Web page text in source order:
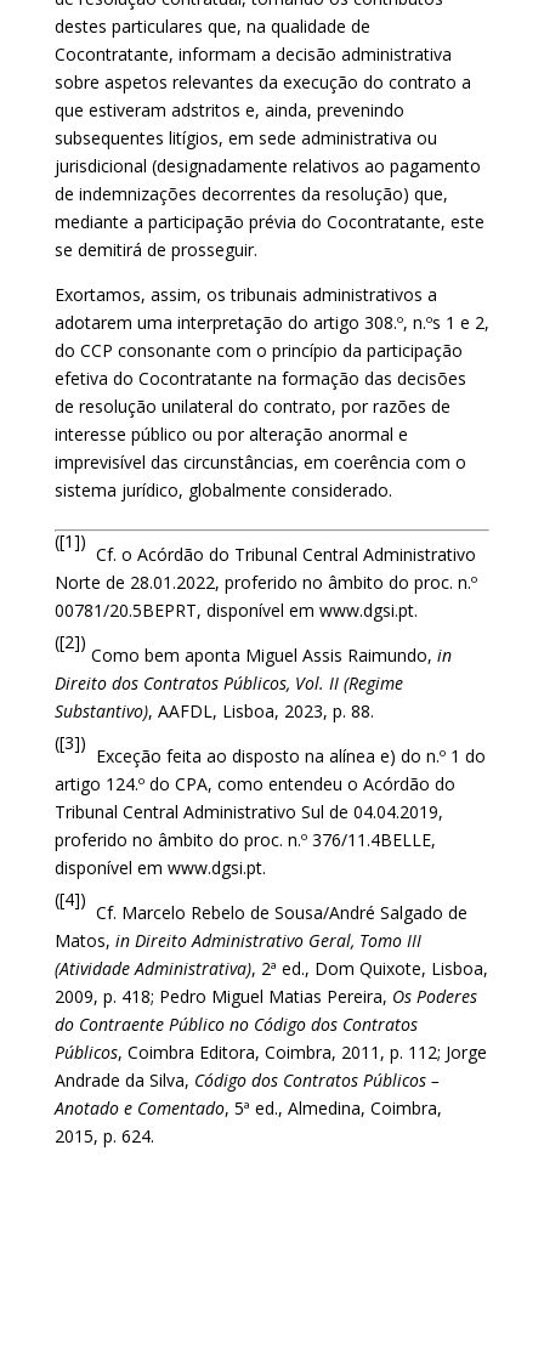
destes particulares que, na qualidade de
Cocontratante, informam a decisão administrativa
sobre aspetos relevantes da execução do contrato a
que estiveram adstritos e, ainda, prevenindo
subsequentes litígios, em sede administrativa ou
jurisdicional (designadamente relativos ao pagamento
de indemnizações decorrentes da resolução) que,
mediante a participação prévia do Cocontratante, este
se demitirá de prosseguir.
Exortamos, assim, os tribunais administrativos a
adotarem uma interpretação do artigo 308.º, n.ºs 1 e 2,
do CCP consonante com o princípio da participação
efetiva do Cocontratante na formação das decisões
de resolução unilateral do contrato, por razões de
interesse público ou por alteração anormal e
imprevisível das circunstâncias, em coerência com o
sistema jurídico, globalmente considerado.
([1])
Cf. o Acórdão do Tribunal Central Administrativo
Norte de 28.01.2022, proferido no âmbito do proc. n.º
00781/20.5BEPRT, disponível em www.dgsi.pt.
([2])
Como bem aponta Miguel Assis Raimundo, in
Direito dos Contratos Públicos, Vol. II (Regime
Substantivo), AAFDL, Lisboa, 2023, p. 88.
([3])
Exceção feita ao disposto na alínea e) do n.º 1 do
artigo 124.º do CPA, como entendeu o Acórdão do
Tribunal Central Administrativo Sul de 04.04.2019,
proferido no âmbito do proc. n.º 376/11.4BELLE,
disponível em www.dgsi.pt.
([4])
Cf. Marcelo Rebelo de Sousa/André Salgado de
Matos, in Direito Administrativo Geral, Tomo III
(Atividade Administrativa), 2ª ed., Dom Quixote, Lisboa,
2009, p. 418; Pedro Miguel Matias Pereira, Os Poderes
do Contraente Público no Código dos Contratos
Públicos, Coimbra Editora, Coimbra, 2011, p. 112; Jorge
Andrade da Silva, Código dos Contratos Públicos –
Anotado e Comentado, 5ª ed., Almedina, Coimbra,
2015, p. 624.